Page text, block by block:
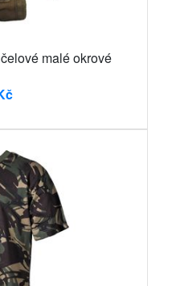
malé okrové